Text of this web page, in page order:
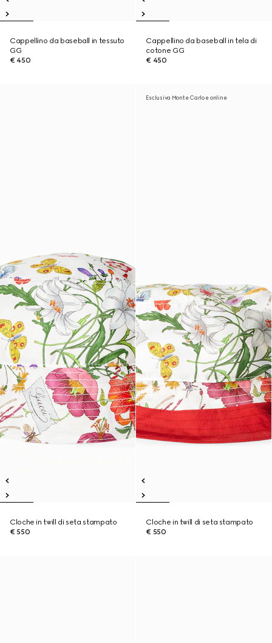
Cappellino da baseball in tessuto
GG
€ 450
Cappellino da baseball in tela di
cotone GG
€ 450
Cloche in twill di seta stampato
€ 550
Esclusiva Monte Carlo e online
Cloche in twill di seta stampato
€ 550